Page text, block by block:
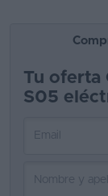
Favoritos
Concesionarios
coche
Tu oferta
S05